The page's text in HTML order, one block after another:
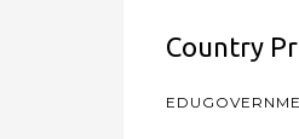
Country